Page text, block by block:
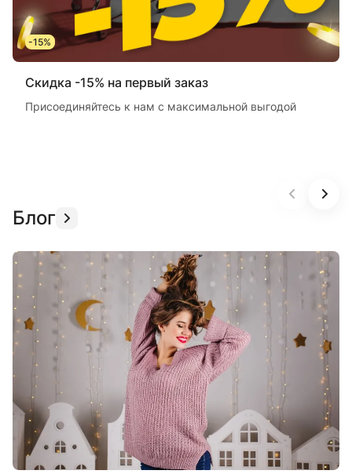
-15%
Скидка -15% на первый заказ
Присоединяйтесь к нам с максимальной выгодой
Блог